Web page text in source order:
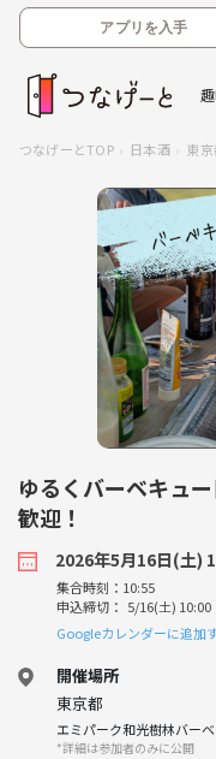
アプリを入手
つなげーとTOP 日本酒 東
ゆるくバーベキュ
歓迎！
2026年5月16日(土)
集合時刻：10:55
申込締切： 5/16(土) 10:00
Googleカレンダーに追加
開催場所
東京都
エミパーク和光樹林バー
*詳細は参加者のみに公開